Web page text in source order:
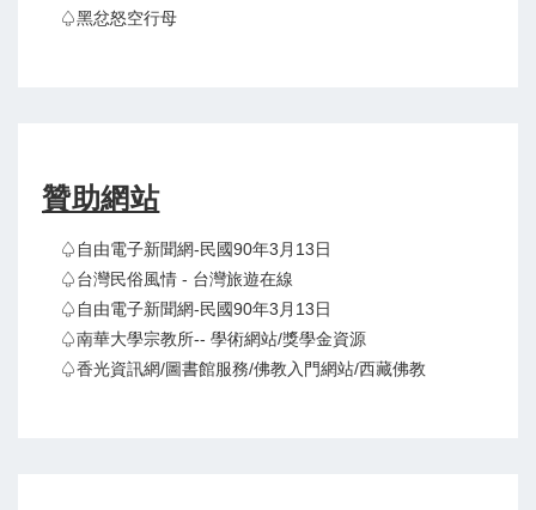
♤黑忿怒空行母
贊助網站
♤自由電子新聞網-民國90年3月13日
♤台灣民俗風情 - 台灣旅遊在線
♤自由電子新聞網-民國90年3月13日
♤南華大學宗教所-- 學術網站/獎學金資源
♤香光資訊網/圖書館服務/佛教入門網站/西藏佛教